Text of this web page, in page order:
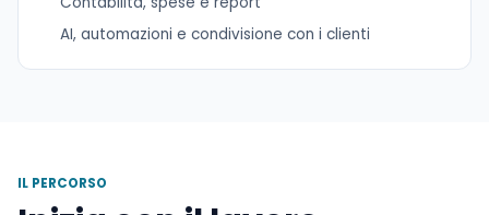
AI, automazioni e condivisione con i clienti
IL PERCORSO